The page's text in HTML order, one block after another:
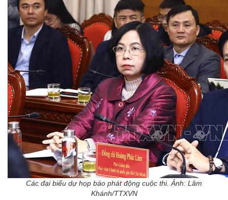
Các đại biểu dự họp báo phát động cuộc thi. Ảnh: Lâm
Khánh/TTXVN